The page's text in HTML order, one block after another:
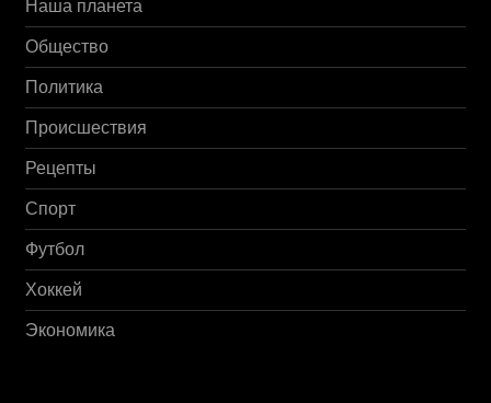
Наша планета
Общество
Политика
Происшествия
Рецепты
Спорт
Футбол
Хоккей
Экономика